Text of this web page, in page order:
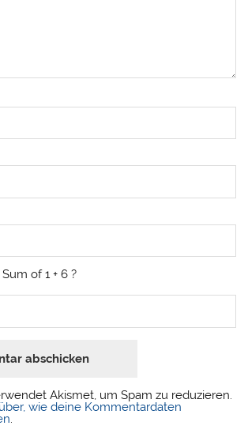
of 1 + 6 ?
Akismet, um Spam zu reduzieren.
wie deine Kommentardaten
.